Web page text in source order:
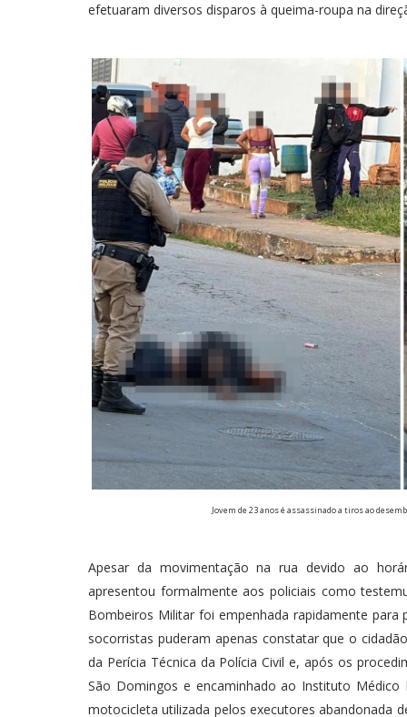
efetuaram diversos disparos à queima-roupa na
Jovem de 23 anos é assassinado a tiros ao
Apesar da movimentação na rua devido ao
apresentou formalmente aos policiais como
Bombeiros Militar foi empenhada rapidamente
socorristas puderam apenas constatar que o
da Perícia Técnica da Polícia Civil e, após os
São Domingos e encaminhado ao Instituto
motocicleta utilizada pelos executores abandonada